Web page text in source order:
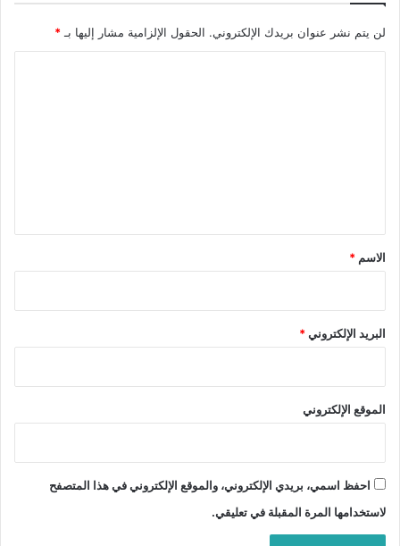
لن يتم نشر عنوان بريدك الإلكتروني. الحقول الإلزامية مشار إليها بـ *
*
الاسم *
البريد الإلكتروني*
الموقع الإلكتروني
احفظ اسمي، بريدي الإلكتروني، والموقع الإلكتروني في هذا المتصفح
لاستخدامها المرة المقبلة في تعليقي.